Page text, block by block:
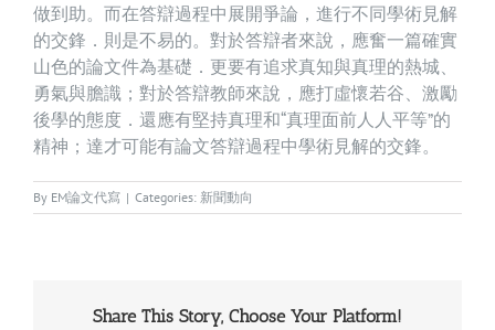
做到助。而在答辯過程中展開爭論，進行不同學術見解
的交鋒．則是不易的。對於答辯者來說，應奮一篇確實
山色的論文件為基礎．更要有追求真知與真理的熱城、
勇氣與膽識；對於答辯教師來說，應打虛懷若谷、激勵
後學的態度．還應有堅持真理和“真理面前人人平等”的
精神；達才可能有論文答辯過程中學術見解的交鋒。
By EM論文代寫 | Categories: 新聞動向
Share This Story, Choose Your Platform!